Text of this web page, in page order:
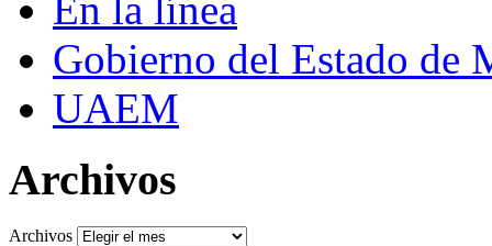
En la línea
Gobierno del Estado de
UAEM
Archivos
Archivos